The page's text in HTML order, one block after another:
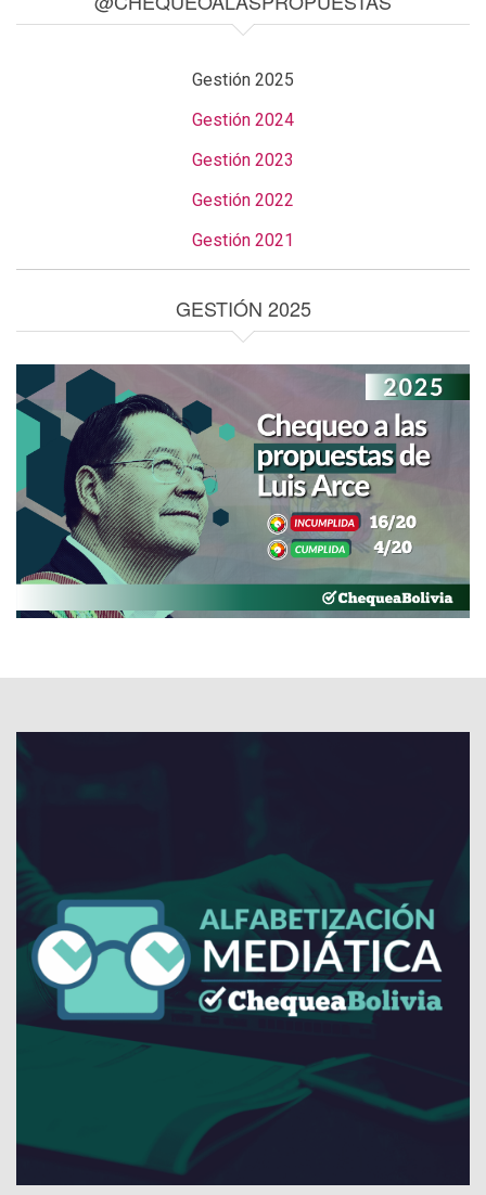
Gestión 2025
Gestión 2024
Gestión 2023
Gestión 2022
Gestión 2021
GESTIÓN 2025